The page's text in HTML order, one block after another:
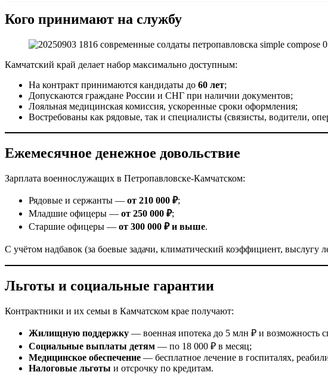
Кого принимают на службу
Камчатский край делает набор максимально доступным:
На контракт принимаются кандидаты до 60 лет;
Допускаются граждане России и СНГ при наличии документов;
Лояльная медицинская комиссия, ускоренные сроки оформления;
Востребованы как рядовые, так и специалисты (связисты, водители,
Ежемесячное денежное довольствие
Зарплата военнослужащих в Петропавловске-Камчатском:
Рядовые и сержанты — от 210 000 ₽;
Младшие офицеры — от 250 000 ₽;
Старшие офицеры — от 300 000 ₽ и выше.
С учётом надбавок (за боевые задачи, климатический коэффициент, выслугу
Льготы и социальные гарантии
Контрактники и их семьи в Камчатском крае получают:
Жилищную поддержку — военная ипотека до 5 млн ₽ и возможность
Социальные выплаты детям — по 18 000 ₽ в месяц;
Медицинское обеспечение — бесплатное лечение в госпиталях,
Налоговые льготы и отсрочку по кредитам.